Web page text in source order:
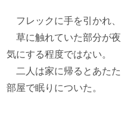
フレックに手を引かれ、
草に触れていた部分が夜
気にする程度ではない。
二人は家に帰るとあた
部屋で眠りについた。